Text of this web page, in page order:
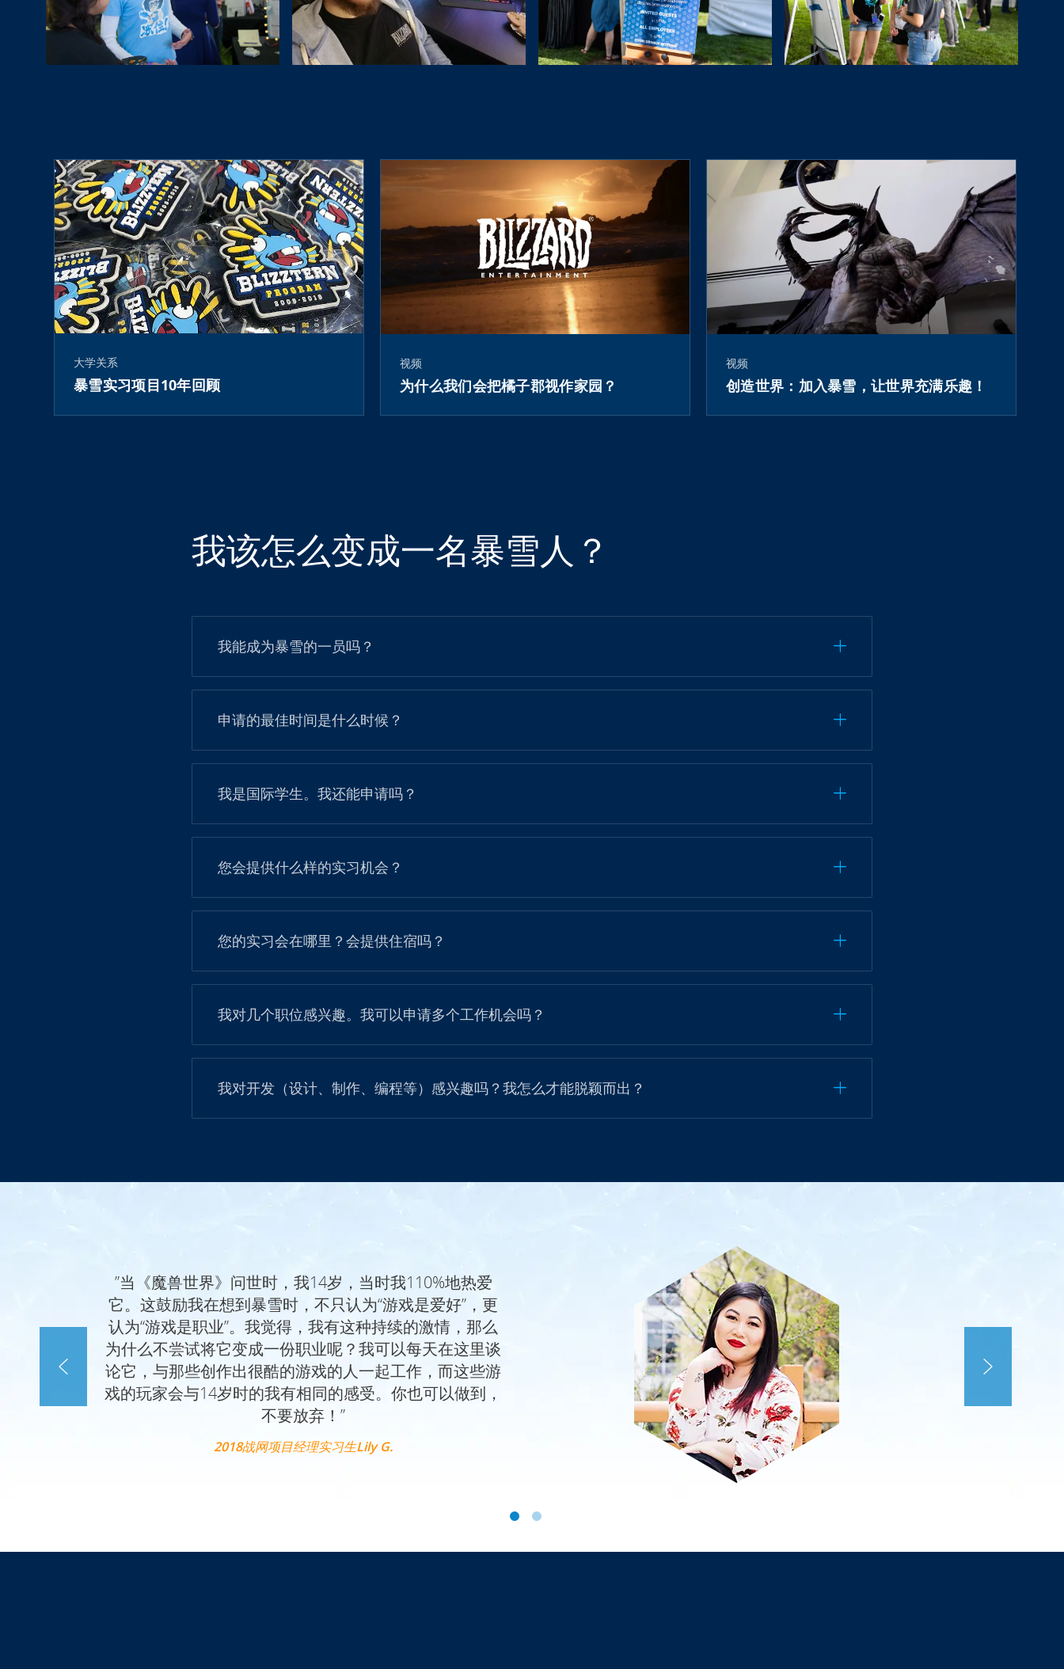
life at blizzard the forge of sword and stone
大学关系
暴雪实习项目10年回顾
视频
为什么我们会把橘子郡视作家园？
视频
创造世界：加入暴雪，让世界充满乐趣！
我该怎么变成一名暴雪人？
我能成为暴雪的一员吗？
申请的最佳时间是什么时候？
我是国际学生。我还能申请吗？
您会提供什么样的实习机会？
您的实习会在哪里？会提供住宿吗？
我对几个职位感兴趣。我可以申请多个工作机会吗？
我对开发（设计、制作、编程等）感兴趣吗？我怎么才能脱颖而出？
”当《魔兽世界》问世时，我14岁，当时我110%地热爱
它。这鼓励我在想到暴雪时，不只认为“游戏是爱好”，更
认为“游戏是职业”。我觉得，我有这种持续的激情，那么
为什么不尝试将它变成一份职业呢？我可以每天在这里谈
论它，与那些创作出很酷的游戏的人一起工作，而这些游
戏的玩家会与14岁时的我有相同的感受。你也可以做到，
不要放弃！”
2018战网项目经理实习生Lily G.